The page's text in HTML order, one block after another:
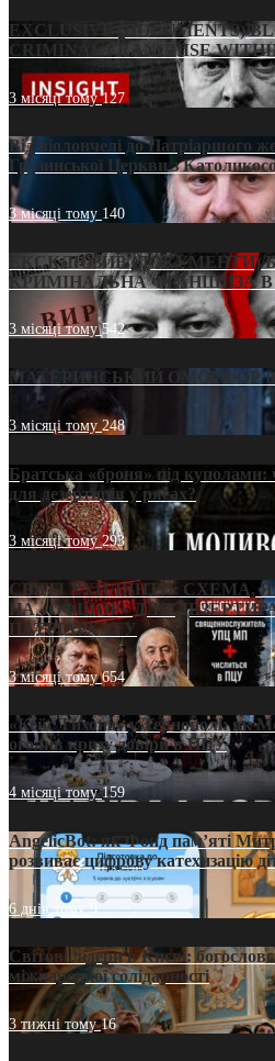
EXCLUSIVE (DOCUMENTS)/
CRIMINAL FRANCHISE
3 місяці тому127
Від віолончелі до Патріаршого
Грузинської Церкви з
3 місяці тому 140
ЕКСКЛЮЗИВ (ДОКУМЕНТИ)/
КРИМІНАЛЬНА ФРАНШИЗА
3 місяці тому542
МАТЕРИНСЬКИЙ ОМОРФОР В
3 місяці тому248
Братська «броня» під
для дезертирів у рясах?
3 місяці тому293
СВЯТІ УХИЛЯНТИ: СХЕМА,
НА «ОФШОР» ДЛЯ
ПАТРІАРХАТУ
3 місяці тому654
«Кейс Тихона» у Тернополі: як
оголив кризу довіри в ПЦУ
4 місяці тому159
AngelicBot: як Фонд пам’яті
розвиває цифрову катехизацію
6 днів тому9
Світові лідери в Києві:
міжнародної солідарності
3 тижні тому16